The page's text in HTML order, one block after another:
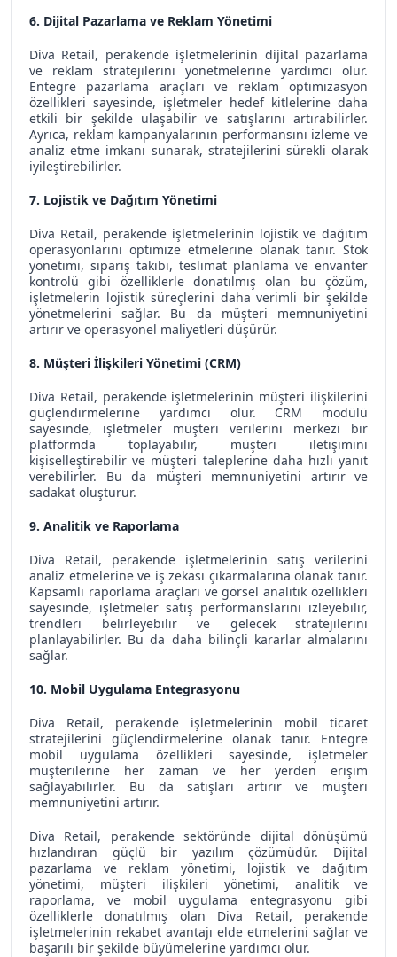
6. Dijital Pazarlama ve Reklam Yönetimi
Diva Retail, perakende işletmelerinin dijital pazarlama
ve reklam stratejilerini yönetmelerine yardımcı olur.
Entegre pazarlama araçları ve reklam optimizasyon
özellikleri sayesinde, işletmeler hedef kitlelerine daha
etkili bir şekilde ulaşabilir ve satışlarını artırabilirler.
Ayrıca, reklam kampanyalarının performansını izleme ve
analiz etme imkanı sunarak, stratejilerini sürekli olarak
iyileştirebilirler.
7. Lojistik ve Dağıtım Yönetimi
Diva Retail, perakende işletmelerinin lojistik ve dağıtım
operasyonlarını optimize etmelerine olanak tanır. Stok
yönetimi, sipariş takibi, teslimat planlama ve envanter
kontrolü gibi özelliklerle donatılmış olan bu çözüm,
işletmelerin lojistik süreçlerini daha verimli bir şekilde
yönetmelerini sağlar. Bu da müşteri memnuniyetini
artırır ve operasyonel maliyetleri düşürür.
8. Müşteri İlişkileri Yönetimi (CRM)
Diva Retail, perakende işletmelerinin müşteri ilişkilerini
güçlendirmelerine yardımcı olur. CRM modülü
sayesinde, işletmeler müşteri verilerini merkezi bir
platformda toplayabilir, müşteri iletişimini
kişiselleştirebilir ve müşteri taleplerine daha hızlı yanıt
verebilirler. Bu da müşteri memnuniyetini artırır ve
sadakat oluşturur.
9. Analitik ve Raporlama
Diva Retail, perakende işletmelerinin satış verilerini
analiz etmelerine ve iş zekası çıkarmalarına olanak tanır.
Kapsamlı raporlama araçları ve görsel analitik özellikleri
sayesinde, işletmeler satış performanslarını izleyebilir,
trendleri belirleyebilir ve gelecek stratejilerini
planlayabilirler. Bu da daha bilinçli kararlar almalarını
sağlar.
10. Mobil Uygulama Entegrasyonu
Diva Retail, perakende işletmelerinin mobil ticaret
stratejilerini güçlendirmelerine olanak tanır. Entegre
mobil uygulama özellikleri sayesinde, işletmeler
müşterilerine her zaman ve her yerden erişim
sağlayabilirler. Bu da satışları artırır ve müşteri
memnuniyetini artırır.
Diva Retail, perakende sektöründe dijital dönüşümü
hızlandıran güçlü bir yazılım çözümüdür. Dijital
pazarlama ve reklam yönetimi, lojistik ve dağıtım
yönetimi, müşteri ilişkileri yönetimi, analitik ve
raporlama, ve mobil uygulama entegrasyonu gibi
özelliklerle donatılmış olan Diva Retail, perakende
işletmelerinin rekabet avantajı elde etmelerini sağlar ve
başarılı bir şekilde büyümelerine yardımcı olur.